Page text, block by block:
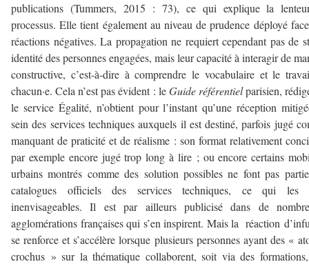
publications (Tummers, 2015 : 73), ce qui explique la
processus. Elle tient également au niveau de prudence déployé
réactions négatives. La propagation ne requiert cependant pas de
identité des personnes engagées, mais leur capacité à interagir de
constructive, c’est-à-dire à comprendre le vocabulaire et le
chacun·e. Cela n’est pas évident : leGuide référentielparisien,
le service Égalité, n’obtient pour l’instant qu’une réception
sein des services techniques auxquels il est destiné, parfois jugé
manquant de praticité et de réalisme : son format relativement
par exemple encore jugé trop long à lire ; ou encore certains
urbains montrés comme des solution possibles ne font pas
catalogues officiels des services techniques, ce qui les
inenvisageables. Il est par ailleurs publicisé dans de
agglomérations françaises qui s’en inspirent. Mais la réaction
se renforce et s’accélère lorsque plusieurs personnes ayant des «
crochus » sur la thématique collaborent, soit via des